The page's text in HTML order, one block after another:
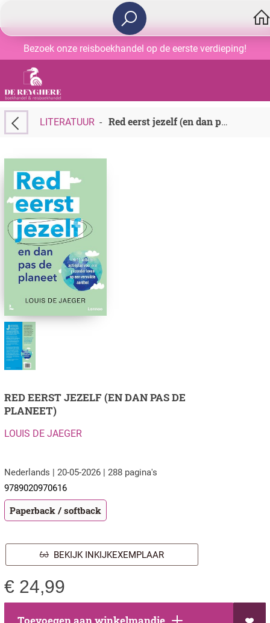
Bezoek onze reisboekhandel op de eerste verdieping!
LITERATUUR- Red eerst jezelf (en dan pas de planeet)
RED EERST JEZELF (EN DAN PAS DE
PLANEET)
LOUIS DE JAEGER
Nederlands | 20-05-2026 | 288 pagina's
9789020970616
Paperback / softback
BEKIJK INKIJKEXEMPLAAR
€ 24,99
Toevoegen aan winkelmandje